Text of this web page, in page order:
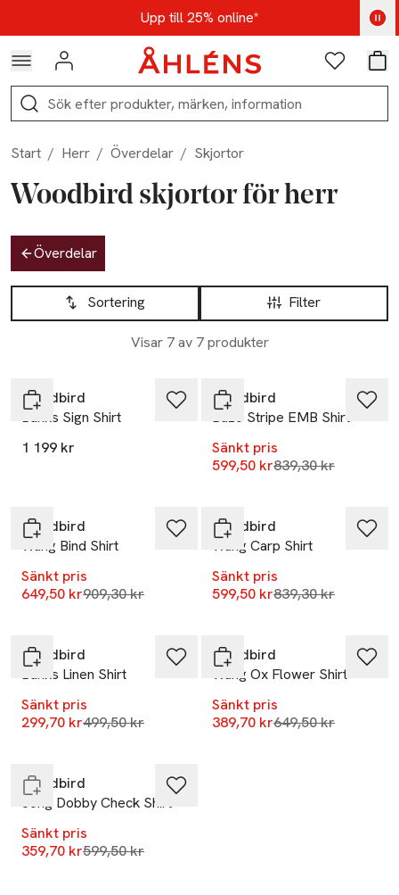
Hoppa till navigationsmenynUpp till 25% online*
Kod: AUG25 - Shoppa nu
Logga in Favoriter
Sök
Start / Herr / Överdelar / Skjortor
Woodbird skjortor för herr
Hoppa till produktsidan
Överdelar
Hoppa till produktsidan
Filter
Sortering
Visar 7 av 7 produkter
Lista över produkter
Woodbird
Banks Sign Shirt
1 199 kr
Woodbird
Buzo Stripe EMB Shirt
Sänkt pris
599,50 krLägsta pris 30
839,30 kr
Woodbird
Wang Bind Shirt
Sänkt pris
649,50 krLägsta pris 30 dagar
909,30 kr
Woodbird
Wang Carp Shirt
Sänkt pris
599,50 krLägsta pris 30
839,30 kr
Woodbird
Banks Linen Shirt
Sänkt pris
299,70 krLägsta pris 30 dagar
499,50 kr
Woodbird
Wang Ox Flower Shirt
Sänkt pris
389,70 krLägsta pris 30
649,50 kr
-40%
Woodbird
Jong Dobby Check Shirt
Sänkt pris
359,70 krLägsta pris 30 dagar
599,50 kr